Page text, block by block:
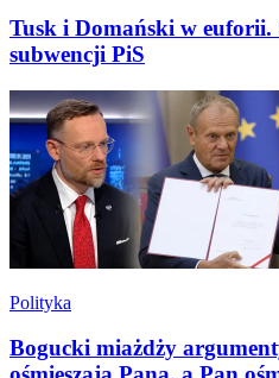
Tusk i Domański w euforii.
subwencji PiS
Polityka
Bogucki miażdży